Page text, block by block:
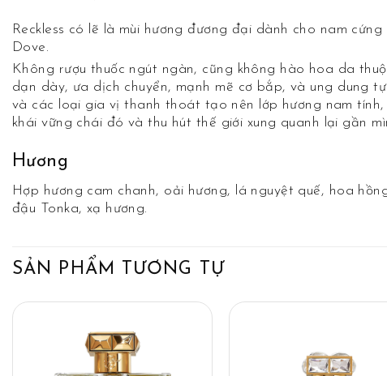
Reckless có lẽ là mùi hương đương đại dành cho nam
Dove.
Không rượu thuốc ngút ngàn, cũng không hào hoa da
dạn dày, ưa dịch chuyển, mạnh mẽ cơ bắp, và ung dung
và các loại gia vị thanh thoát tạo nên lớp hương nam tính,
khái vững chái đó và thu hút thế giới xung quanh lại gần
Hương
Hợp hương cam chanh, oải hương, lá nguyệt quế, hoa
đậu Tonka, xạ hương.
SẢN PHẨM TƯƠNG TỰ